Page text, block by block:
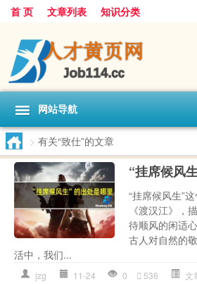
首 页 文章列表 知识分类
网站导航
> 有关“致仕”的文章
“挂席候风
“挂席候风生”
《渡汉江》，
待顺风的闲适
古人对自然的
活中，我们...
jzg 11-24 0 536 文